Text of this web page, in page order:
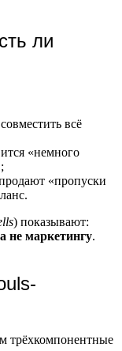
ли
всё
«немного
«пропуски
) показывают:
не маркетингу.
трёхкомпонентные